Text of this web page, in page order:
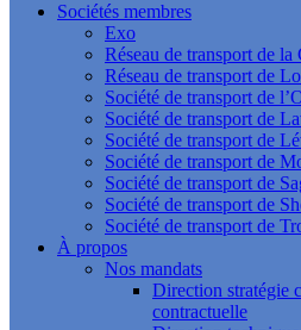
Sociétés membres
Exo
Réseau de transport de
Réseau de transport de
Société de transport de
Société de transport de
Société de transport de
Société de transport de
Société de transport de
Société de transport de
Société de transport de
À propos
Nos mandats
Direction stratégie
contractuelle